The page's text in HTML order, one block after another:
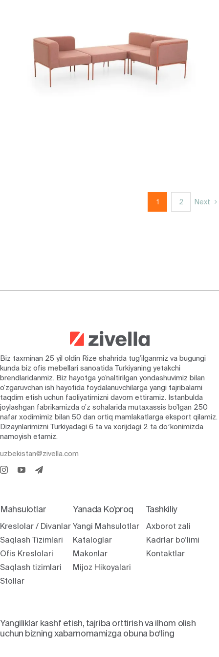
1 2 Next
Biz taxminan 25 yil oldin Rize shahrida tug’ilganmiz va bugungi
kunda biz ofis mebellari sanoatida Turkiyaning yetakchi
brendlaridanmiz. Biz hayotga yo’naltirilgan yondashuvimiz bilan
o’zgaruvchan ish hayotida foydalanuvchilarga yangi tajribalarni
taqdim etish uchun faoliyatimizni davom ettiramiz. Istanbulda
joylashgan fabrikamizda o’z sohalarida mutaxassis bo’lgan 250
nafar xodimimiz bilan 50 dan ortiq mamlakatlarga eksport qilamiz.
Dizaynlarimizni Turkiyadagi 6 ta va xorijdagi 2 ta doʻkonimizda
namoyish etamiz.
uzbekistan@zivella.com
Mahsulotlar
Kreslolar / Divanlar
Saqlash Tizimlari
Ofis Kreslolari
Saqlash tizimlari
Stollar
Yanada Ko’proq
Yangi Mahsulotlar
Kataloglar
Makonlar
Mijoz Hikoyalari
Tashkiliy
Axborot zali
Kadrlar bo’limi
Kontaktlar
Yangiliklar kashf etish, tajriba orttirish va ilhom olish
uchun bizning xabarnomamizga obuna bo‘ling